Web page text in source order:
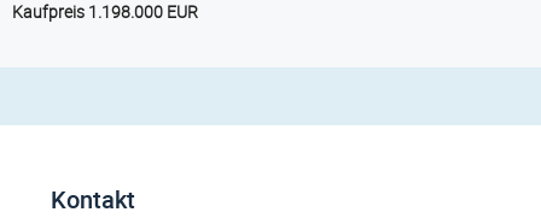
Kaufpreis 1.198.000 EUR
Kontakt